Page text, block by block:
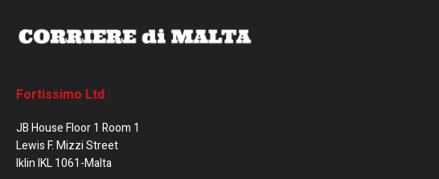
Fortissimo Ltd
JB House Floor 1 Room 1
Lewis F. Mizzi Street
Iklin IKL 1061-Malta